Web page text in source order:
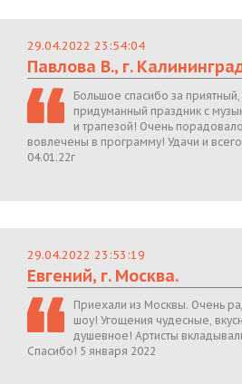
29.04.2022 23:54:04
Павлова В., г.
Большое спасибо за
придуманный праздник с
и трапезой! Очень
вовлечены в программу! Удачи и
04.01.22г
29.04.2022 23:53:19
Евгений, г. Москва.
Приехали из Москвы. Очень
шоу! Угощения чудесные,
душевное! Артисты
Спасибо! 5 января 2022